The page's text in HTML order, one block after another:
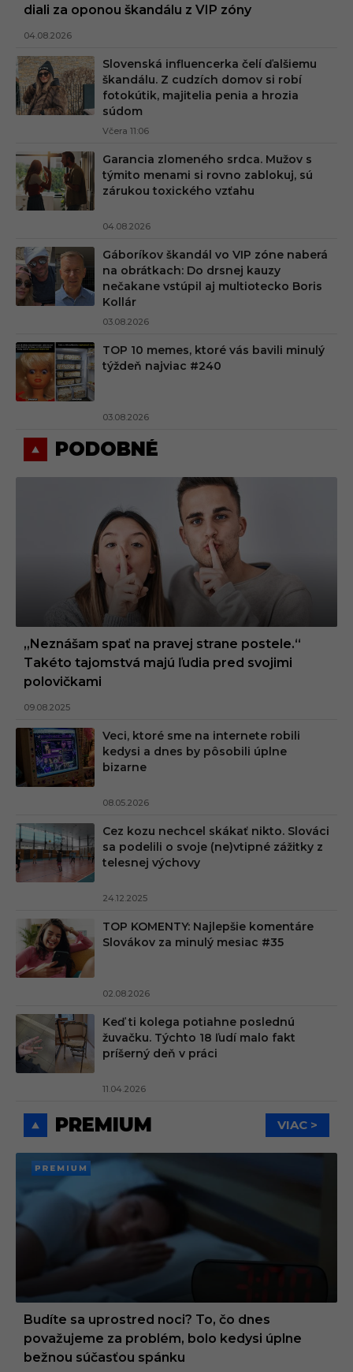
diali za oponou škandálu z VIP zóny
04.08.2026
Slovenská influencerka čelí ďalšiemu
škandálu. Z cudzích domov si robí
fotokútik, majitelia penia a hrozia
súdom
Včera 11:06
Garancia zlomeného srdca. Mužov s
týmito menami si rovno zablokuj, sú
zárukou toxického vzťahu
04.08.2026
Gáboríkov škandál vo VIP zóne naberá
na obrátkach: Do drsnej kauzy
nečakane vstúpil aj multiotecko Boris
Kollár
03.08.2026
TOP 10 memes, ktoré vás bavili minulý
týždeň najviac #240
03.08.2026
PODOBNÉ
„Neznášam spať na pravej strane postele.“
Takéto tajomstvá majú ľudia pred svojimi
polovičkami
09.08.2025
Veci, ktoré sme na internete robili
kedysi a dnes by pôsobili úplne
bizarne
08.05.2026
Cez kozu nechcel skákať nikto. Slováci
sa podelili o svoje (ne)vtipné zážitky z
telesnej výchovy
24.12.2025
TOP KOMENTY: Najlepšie komentáre
Slovákov za minulý mesiac #35
02.08.2026
Keď ti kolega potiahne poslednú
žuvačku. Týchto 18 ľudí malo fakt
príšerný deň v práci
11.04.2026
PREMIUM VIAC >
PREMI
UM
Budíte sa uprostred noci? To, čo dnes
považujeme za problém, bolo kedysi úplne
bežnou súčasťou spánku